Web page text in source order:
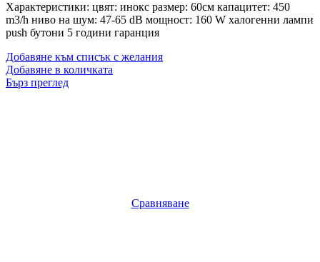
Характеристики: цвят: инокс размер: 60см капацитет: 450
m3/h ниво на шум: 47-65 dB мощност: 160 W халогенни лампи
push бутони 5 години гаранция
Добавяне към списък с желания
Добавяне в количката
Бърз преглед
Сравняване